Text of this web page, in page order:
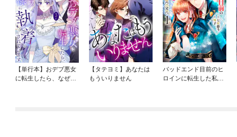
【単行本】おデブ悪女
に転生したら、なぜか
【タテヨミ】あなたは
もういりません
バッドエンド目前のヒ
ロインに転生した私、